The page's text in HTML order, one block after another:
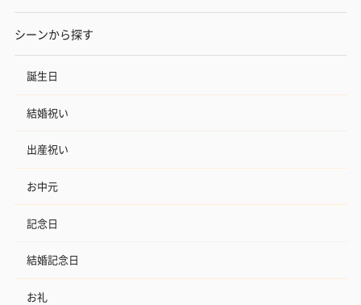
シーンから探す
誕生日
結婚祝い
出産祝い
お中元
記念日
結婚記念日
お礼